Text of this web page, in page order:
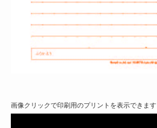
画像クリックで印刷用のプリントを表示できます